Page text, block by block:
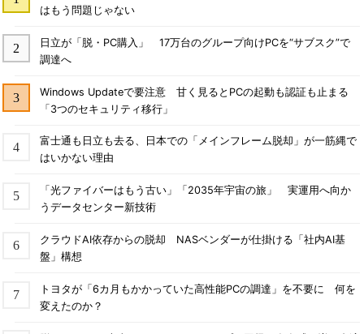
はもう問題じゃない
日立が「脱・PC購入」 17万台のグループ向けPCを“サブスク”で
調達へ
Windows Updateで要注意 甘く見るとPCの起動も認証も止まる
「3つのセキュリティ移行」
富士通も日立も去る、日本での「メインフレーム脱却」が一筋縄で
はいかない理由
「光ファイバーはもう古い」「2035年宇宙の旅」 実運用へ向か
うデータセンター新技術
クラウドAI依存からの脱却 NASベンダーが仕掛ける「社内AI基
盤」構想
トヨタが「6カ月もかかっていた高性能PCの調達」を不要に 何を
変えたのか？